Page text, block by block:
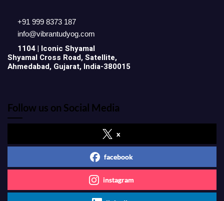
+91 999 8373 187
info@vibrantudyog.com
1104 | Iconic Shyamal
Shyamal Cross Road, Satellite,
Ahmedabad, Gujarat, India-380015
Follow us on Social Media
x
facebook
instagram